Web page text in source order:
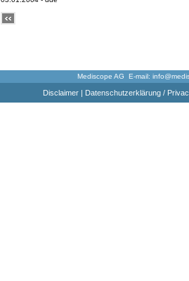
Mediscope AG E-mail:
Disclaimer| Datenschutzerklärung /